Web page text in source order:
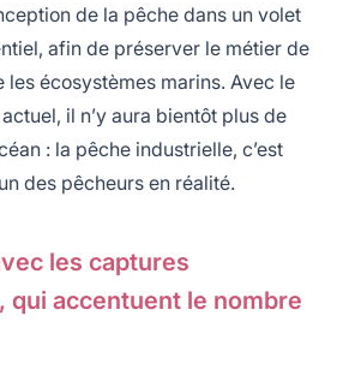
de la pêche dans un volet
afin de préserver le métier de
les écosystèmes marins. Avec le
il n’y aura bientôt plus de
: la pêche industrielle, c’est
des pêcheurs en réalité.
les captures
qui accentuent le nombre